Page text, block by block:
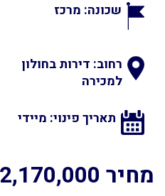
שכונה: מרכז
רחוב: דירות בחולון
למכירה
תאריך פינוי: מיידי
מחיר ₪2,170,000